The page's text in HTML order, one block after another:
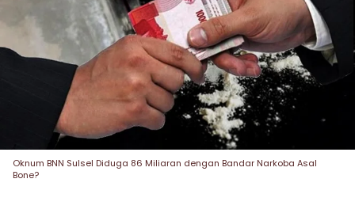
Oknum BNN Sulsel Diduga 86 Miliaran dengan Bandar Narkoba Asal
Bone?